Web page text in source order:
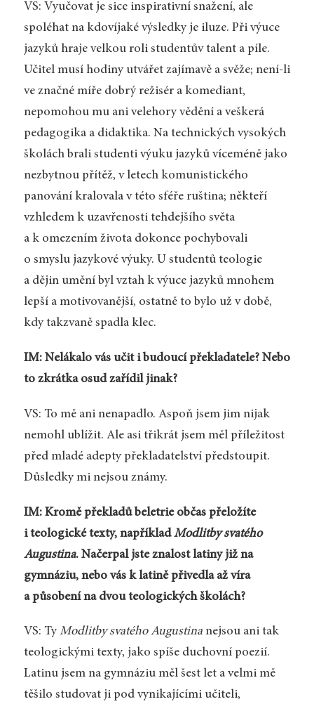
VS: Vyučovat je sice inspirativní snažení, ale
spoléhat na kdovíjaké výsledky je iluze. Při výuce
jazyků hraje velkou roli studentův talent a píle.
Učitel musí hodiny utvářet zajímavě a svěže; není-li
ve značné míře dobrý režisér a komediant,
nepomohou mu ani velehory vědění a veškerá
pedagogika a didaktika. Na technických vysokých
školách brali studenti výuku jazyků víceméně jako
nezbytnou přítěž, v letech komunistického
panování kralovala v této sféře ruština; někteří
vzhledem k uzavřenosti tehdejšího světa
a k omezením života dokonce pochybovali
o smyslu jazykové výuky. U studentů teologie
a dějin umění byl vztah k výuce jazyků mnohem
lepší a motivovanější, ostatně to bylo už v době,
kdy takzvaně spadla klec.
IM: Nelákalo vás učit i budoucí překladatele? Nebo
to zkrátka osud zařídil jinak?
VS: To mě ani nenapadlo. Aspoň jsem jim nijak
nemohl ublížit. Ale asi třikrát jsem měl příležitost
před mladé adepty překladatelství předstoupit.
Důsledky mi nejsou známy.
IM: Kromě překladů beletrie občas přeložíte
i teologické texty, napříkladModlitby svatého
Augustina. Načerpal jste znalost latiny již na
gymnáziu, nebo vás k latině přivedla až víra
a působení na dvou teologických školách?
VS: TyModlitby svatého Augustinanejsou ani tak
teologickými texty, jako spíše duchovní poezií.
Latinu jsem na gymnáziu měl šest let a velmi mě
těšilo studovat ji pod vynikajícími učiteli,